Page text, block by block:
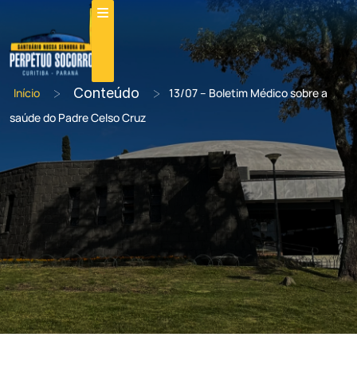
Início > Conteúdo >
13/07 – Boletim Médico sobre a
saúde do Padre Celso Cruz